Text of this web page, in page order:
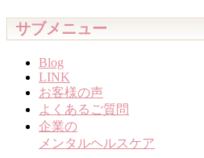
サブメニュー
Blog
LINK
お客様の声
よくあるご質問
企業の
メンタルヘルスケア